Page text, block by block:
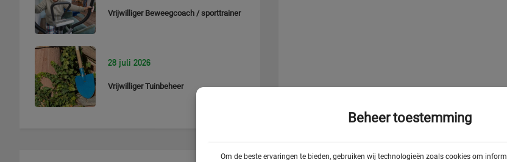
Beheer toestemming
Om de beste ervaringen te bieden, gebruiken wij technologieën zoals cookies om
Vrijwilliger Beweegcoach / sporttrainer
28 juli 2026
Vrijwilliger Tuinbeheer